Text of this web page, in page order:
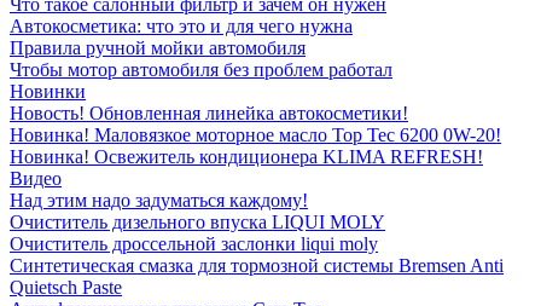
Что такое салонный фильтр и зачем он нужен
Автокосметика: что это и для чего нужна
Правила ручной мойки автомобиля
Чтобы мотор автомобиля без проблем работал
Новинки
Новость! Обновленная линейка автокосметики!
Новинка! Маловязкое моторное масло Top Tec 6200 0W-20!
Новинка! Освежитель кондиционера KLIMA REFRESH!
Видео
Над этим надо задуматься каждому!
Очиститель дизельного впуска LIQUI MOLY
Очиститель дроссельной заслонки liqui moly
Синтетическая смазка для тормозной системы Bremsen Anti
Quietsch Paste